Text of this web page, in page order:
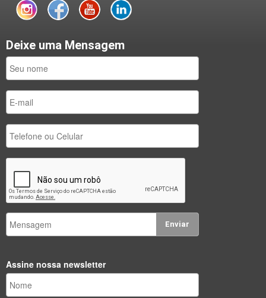
Deixe uma Mensagem
Enviar
Assine nossa newsletter